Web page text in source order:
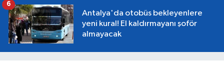
Antalya'da otobüs bekleyenlere
yeni kural! El kaldırmayanı şoför
almayacak
6